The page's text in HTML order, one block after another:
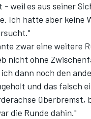
weil es aus seiner
Ich hatte aber keine
zwar eine weitere
nicht ohne
dann noch den
und das falsch
überbremst,
die Runde dahin."